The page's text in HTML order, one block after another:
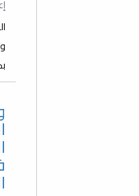
المؤتمر السنوي السابع حول نظريات
وتطبيقات العلوم الأساسية والحيوية